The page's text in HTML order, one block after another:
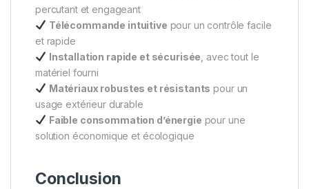
percutant et engageant
Télécommande intuitive pour un contrôle facile
et rapide
Installation rapide et sécurisée , avec tout le
matériel fourni
Matériaux robustes et résistants pour un
usage extérieur durable
Faible consommation d’énergie pour une
solution économique et écologique
Conclusion